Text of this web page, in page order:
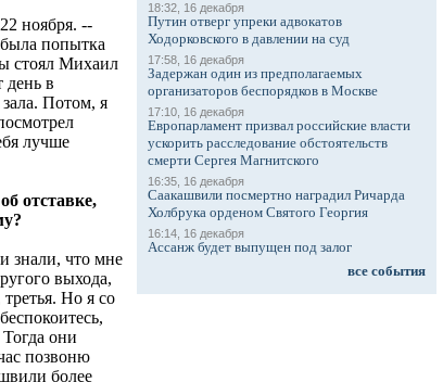
ноября. --
попытка
стоял Михаил
день в
Потом, я
лучше
отставке,
знали, что мне
выхода,
Но я со
Тогда они
позвоню
более
18:32, 16 декабря
Путин отверг упреки адвокатов
Ходорковского в давлении на суд
17:58, 16 декабря
Задержан один из предполагаемых
организаторов беспорядков в Москве
17:10, 16 декабря
Европарламент призвал российские власти
ускорить расследование обстоятельств
смерти Сергея Магнитского
16:35, 16 декабря
Саакашвили посмертно наградил Ричарда
Холбрука орденом Святого Георгия
16:14, 16 декабря
Ассанж будет выпущен под залог
все события